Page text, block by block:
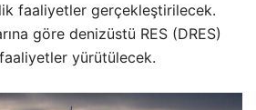
faaliyetler gerçekleştirilecek.
göre denizüstü RES (DRES)
yürütülecek.